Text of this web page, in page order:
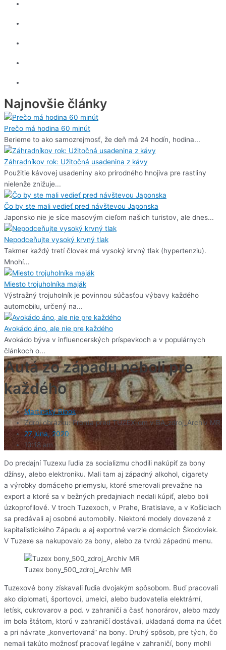
Najnovšie články
Prečo má hodina 60 minút
Berieme to ako samozrejmosť, že deň má 24 hodín, hodina...
Záhradníkov rok: Užitočná usadenina z kávy
Použitie kávovej usadeniny ako prírodného hnojiva pre rastliny
nielenže znižuje...
Čo by ste mali vedieť pred návštevou Japonska
Japonsko nie je síce masovým cieľom našich turistov, ale dnes...
Nepodceňujte vysoký krvný tlak
Takmer každý tretí človek má vysoký krvný tlak (hypertenziu).
Mnohí...
Miesto trojuholníka maják
Výstražný trojuholník je povinnou súčasťou výbavy každého
automobilu, určený na...
Avokádo áno, ale nie pre každého
Avokádo býva v influencerských príspevkoch a v populárnych
článkoch o...
Autá zo západu neboli pre
každého
Martinský Rínok
Zdroj obrázku: Fronta pred TUZEX-om v BA_zdroj_Archív MR
27 júna, 2020
10:18 am
Do predajní Tuzexu ľudia za socializmu chodili nakúpiť za bony
džínsy, alebo elektroniku. Mali tam aj západný alkohol, cigarety
a výrobky domáceho priemyslu, ktoré smerovali prevažne na
export a ktoré sa v bežných predajniach nedali kúpiť, alebo boli
úzkoprofilové. V troch Tuzexoch, v Prahe, Bratislave, a v Košiciach
sa predávali aj osobné automobily. Niektoré modely dovezené z
kapitalistického Západu a aj exportné verzie domácich Škodoviek.
V Tuzexe sa nakupovalo za bony, alebo za tvrdú západnú menu.
Tuzex bony_500_zdroj_Archiv MR
Tuzexové bony získavali ľudia dvojakým spôsobom. Buď pracovali
ako diplomati, športovci, umelci, alebo budovatelia elektrární,
letísk, cukrovarov a pod. v zahraničí a časť honorárov, alebo mzdy
im bola štátom, ktorú v zahraničí dostávali, ukladaná doma na účet
a pri návrate „konvertovaná“ na bony. Druhý spôsob, pre tých, čo
nemali takúto možnosť pracovať legálne v zahraničí, bony mohli